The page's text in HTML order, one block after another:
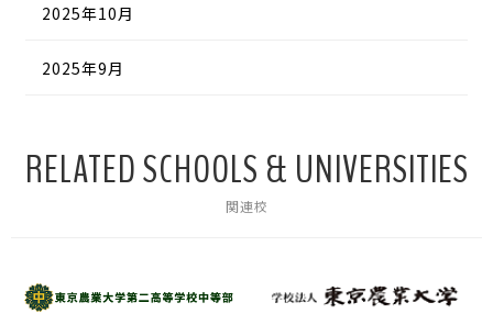
2025年10月
2025年9月
RELATED SCHOOLS & UNIVERSITIES
関連校